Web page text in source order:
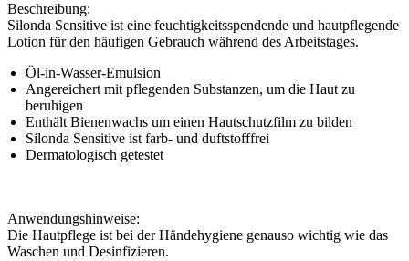
Beschreibung:
Silonda Sensitive ist eine feuchtigkeitsspendende und hautpflegende
Lotion für den häufigen Gebrauch während des Arbeitstages.
Öl-in-Wasser-Emulsion
Angereichert mit pflegenden Substanzen, um die Haut zu
beruhigen
Enthält Bienenwachs um einen Hautschutzfilm zu bilden
Silonda Sensitive ist farb- und duftstofffrei
Dermatologisch getestet
Anwendungshinweise:
Die Hautpflege ist bei der Händehygiene genauso wichtig wie das
Waschen und Desinfizieren.